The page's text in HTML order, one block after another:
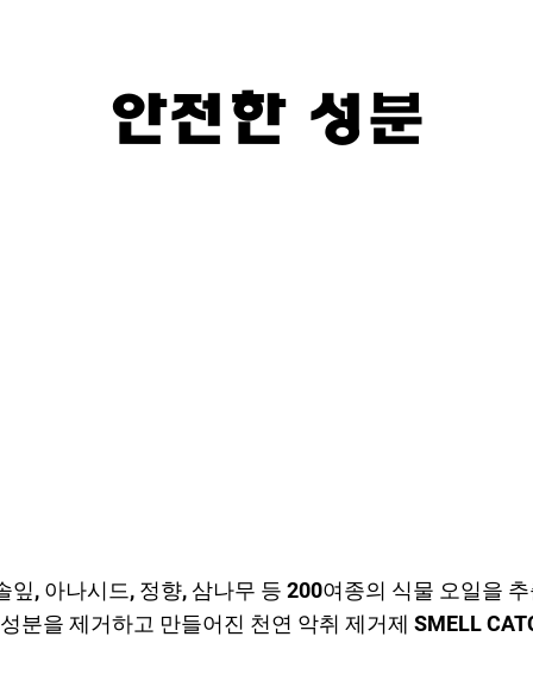
안전한 성분
잎, 아나시드, 정향, 삼나무 등 200여종의 식물 오일을
분을 제거하고 만들어진 천연 악취 제거제 SMELL